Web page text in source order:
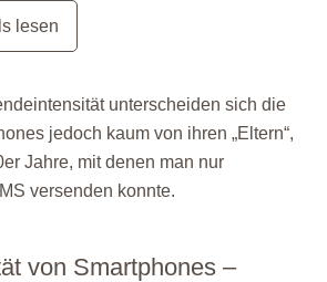
lesen
unterscheiden sich die
jedoch kaum von ihren „Eltern“,
Jahre, mit denen man nur
versenden konnte.
von Smartphones –